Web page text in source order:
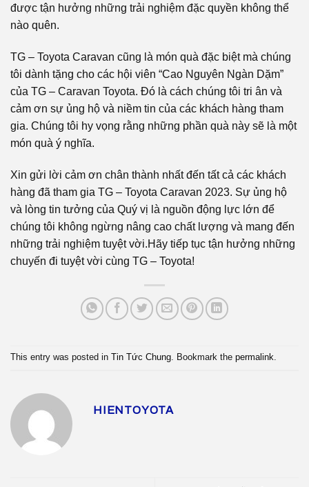
được tận hưởng những trải nghiệm đặc quyền không thể
nào quên.
TG – Toyota Caravan cũng là món quà đặc biệt mà chúng
tôi dành tặng cho các hội viên “Cao Nguyên Ngàn Dặm”
của TG – Caravan Toyota. Đó là cách chúng tôi tri ân và
cảm ơn sự ủng hộ và niềm tin của các khách hàng tham
gia. Chúng tôi hy vọng rằng những phần quà này sẽ là một
món quà ý nghĩa.
Xin gửi lời cảm ơn chân thành nhất đến tất cả các khách
hàng đã tham gia TG – Toyota Caravan 2023. Sự ủng hộ
và lòng tin tưởng của Quý vị là nguồn động lực lớn để
chúng tôi không ngừng nâng cao chất lượng và mang đến
những trải nghiệm tuyệt vời.Hãy tiếp tục tận hưởng những
chuyến đi tuyệt vời cùng TG – Toyota!
This entry was posted in Tin Tức Chung. Bookmark the permalink.
HIENTOYOTA